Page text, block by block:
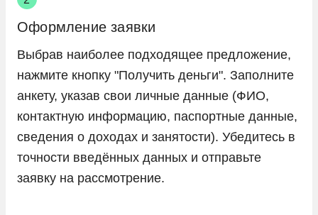
Оформление заявки
Выбрав наиболее подходящее предложение,
нажмите кнопку "Получить деньги". Заполните
анкету, указав свои личные данные (ФИО,
контактную информацию, паспортные данные,
сведения о доходах и занятости). Убедитесь в
точности введённых данных и отправьте
заявку на рассмотрение.